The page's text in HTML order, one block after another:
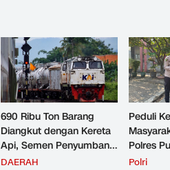
690 Ribu Ton Barang
Diangkut dengan Kereta
Api, Semen Penyumbang
Volume Terbesar
DAERAH
Peduli
Polres
Jemput
Polri